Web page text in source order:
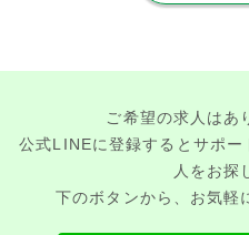
ご希望の求人はあ
公式LINEに登録するとサポ
人をお探
下のボタンから、お気軽